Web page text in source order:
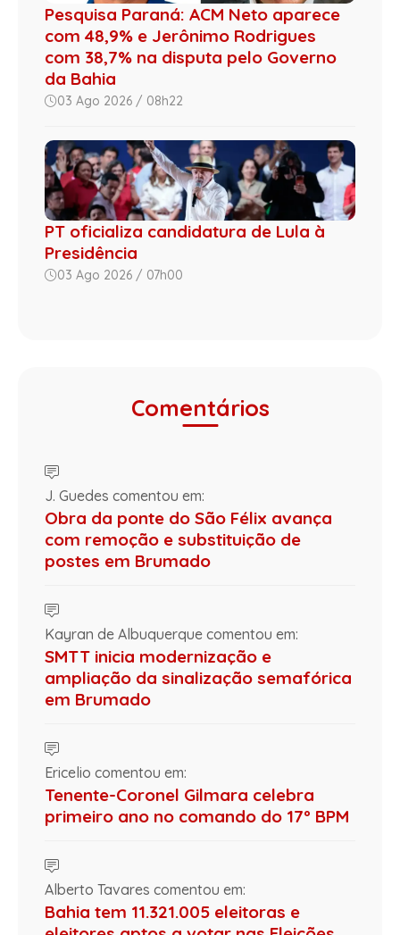
Pesquisa Paraná: ACM Neto aparece
com 48,9% e Jerônimo Rodrigues
com 38,7% na disputa pelo Governo
da Bahia
03 Ago 2026 / 08h22
PT oficializa candidatura de Lula à
Presidência
03 Ago 2026 / 07h00
Comentários
J. Guedes comentou em:
Obra da ponte do São Félix avança
com remoção e substituição de
postes em Brumado
Kayran de Albuquerque comentou em:
SMTT inicia modernização e
ampliação da sinalização semafórica
em Brumado
Ericelio comentou em:
Tenente-Coronel Gilmara celebra
primeiro ano no comando do 17º BPM
Alberto Tavares comentou em:
Bahia tem 11.321.005 eleitoras e